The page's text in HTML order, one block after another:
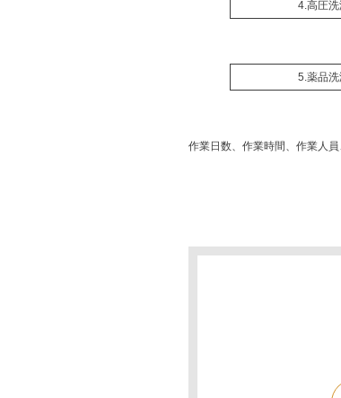
4.高圧
5.薬品
作業日数、作業時間、作業人